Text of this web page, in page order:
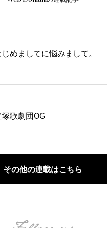
じめましてに悩みまして。
塚歌劇団OG
その他の連載はこちら